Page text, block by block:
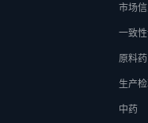
市场
一致
原料药
生产
中药